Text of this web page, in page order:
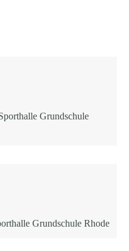
Grundschule
Grundschule Rhode